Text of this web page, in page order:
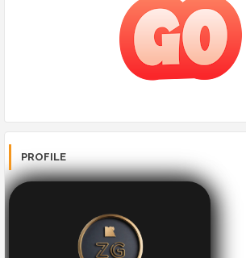
PROFILE